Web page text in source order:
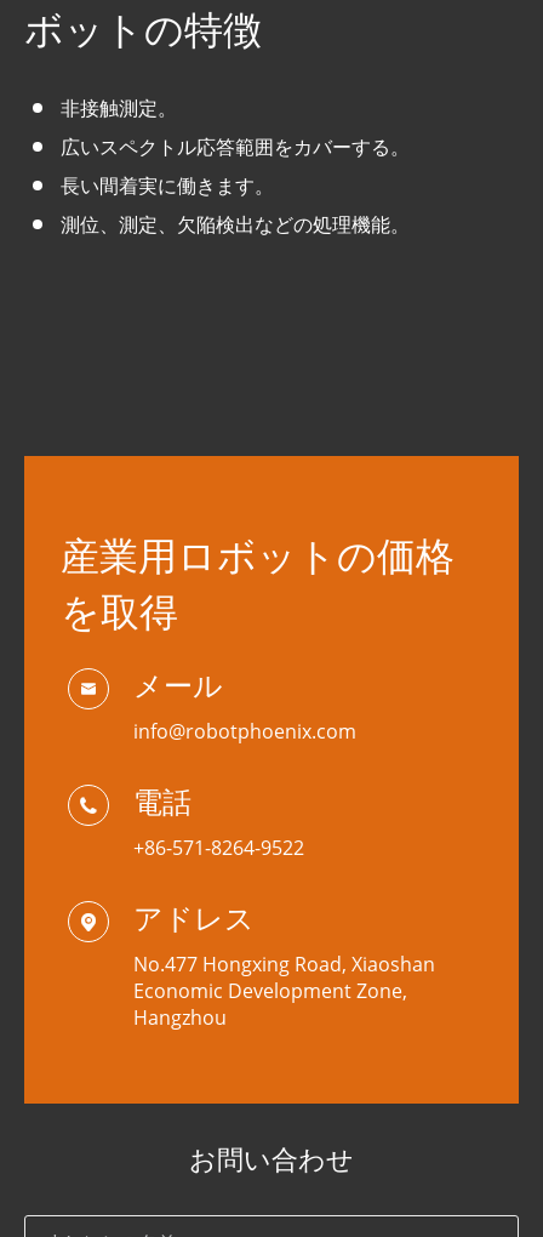
ボットの特徴
非接触測定。
広いスペクトル応答範囲をカバーする。
長い間着実に働きます。
測位、測定、欠陥検出などの処理機能。
産業用ロボットの価格
を取得
 メール
info@robotphoenix.com
 電話
+86-571-8264-9522
 アドレス
No.477 Hongxing Road, Xiaoshan
Economic Development Zone,
Hangzhou
お問い合わせ